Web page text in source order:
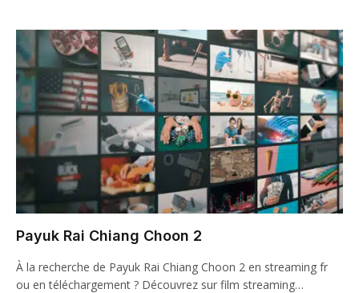
Payuk Rai Chiang Choon 2
À la recherche de Payuk Rai Chiang Choon 2 en streaming fr
ou en téléchargement ? Découvrez sur film streaming…